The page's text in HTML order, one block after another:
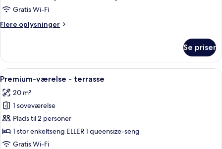
Room,
Single
Gratis Wi-Fi
Flere oplysninger
Flere
Room,
Single
Se priser
Indlæs
alle
billeder
af
Premium-
værelse
-
Et hotelværelse med en stor seng,
16
Premium-værelse - terrasse
20 m²
1 soveværelse
Plads til 2 personer
1 stor enkeltseng ELLER 1 queensize-seng
Gratis Wi-Fi